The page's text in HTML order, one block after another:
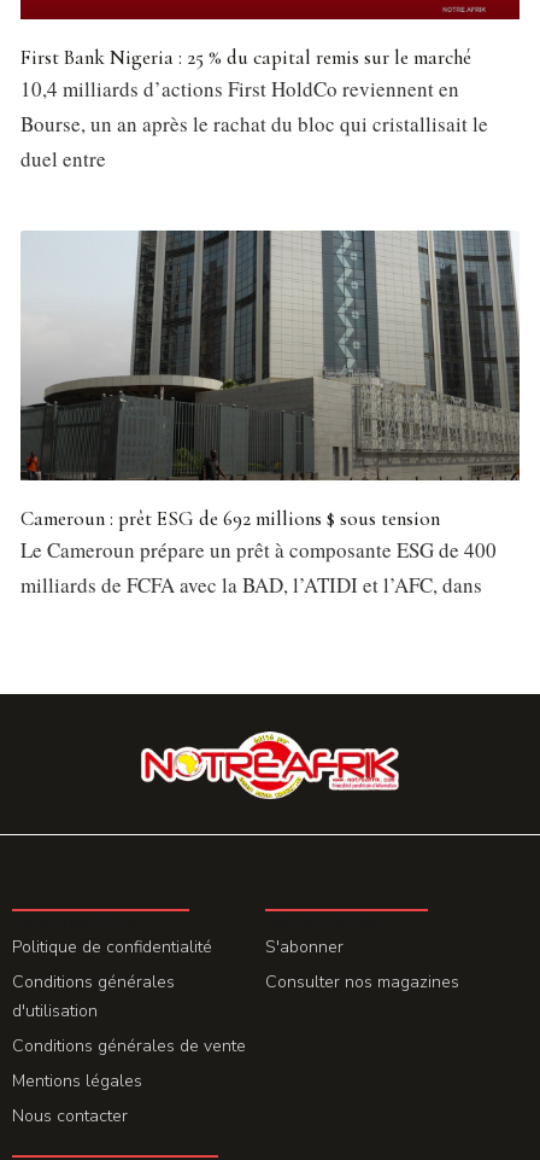
First Bank Nigeria : 25 % du capital remis sur le marché
10,4 milliards d’actions First HoldCo reviennent en
Bourse, un an après le rachat du bloc qui cristallisait le
duel entre
Cameroun : prêt ESG de 692 millions $ sous tension
Le Cameroun prépare un prêt à composante ESG de 400
milliards de FCFA avec la BAD, l’ATIDI et l’AFC, dans
Politique de confidentialité
Conditions générales
d'utilisation
Conditions générales de vente
Mentions légales
Nous contacter
S'abonner
Consulter nos magazines